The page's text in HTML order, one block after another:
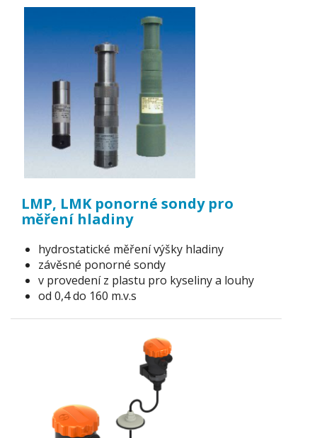
LMP, LMK ponorné sondy pro
měření hladiny
hydrostatické měření výšky hladiny
závěsné ponorné sondy
v provedení z plastu pro kyseliny a louhy
od 0,4 do 160 m.v.s